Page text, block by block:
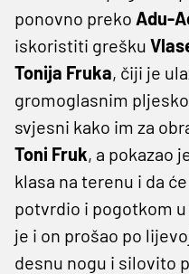
ponovno preko Adu-
iskoristiti grešku
Tonija Fruka, čiji je
gromoglasnim
svjesni kako im za
Toni Fruk, a pokazao
klasa na terenu i da
potvrdio i pogotkom
je i on prošao po
desnu nogu i silovito